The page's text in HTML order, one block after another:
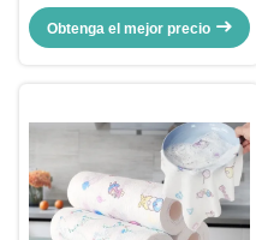
poliéster bacteriano anti para el
tipo máscaras de los pescados
Obtenga el mejor precio